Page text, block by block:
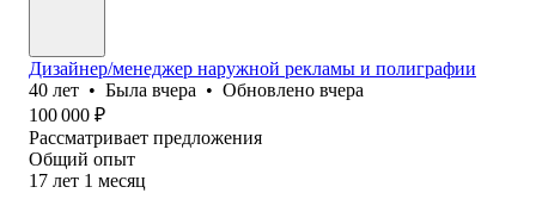
Дизайнер/менеджер наружной рекламы и полиграфии
40 лет • Была вчера • Обновлено вчера
100 000 ₽
Рассматривает предложения
Общий опыт
17 лет 1 месяц